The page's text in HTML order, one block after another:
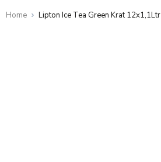
Home Lipton Ice Tea Green Krat 12x1,1Ltr